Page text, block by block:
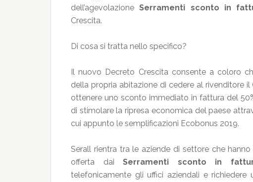
dell’agevolazioneSerramenti sconto in
Crescita.
Di cosa si tratta nello specifico?
Il nuovo Decreto Crescita consente a coloro
della propria abitazione di cedere al rivenditore
ottenere uno sconto immediato in fattura del
di stimolare la ripresa economica del paese
cui appunto le semplificazioni Ecobonus 2019.
Serall rientra tra le aziende di settore che
offerta daiSerramenti sconto in
telefonicamente gli uffici aziendali e